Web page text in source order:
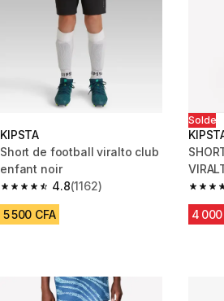
KIPSTA
Short de football viralto club
enfant noir
4.8
4.8 out of 5 stars from 1162 reviews
(1162)
5 500 CFA
Solde
4.8
4 000